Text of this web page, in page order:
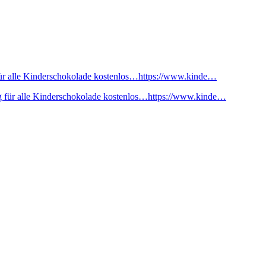
alle Kinderschokolade kostenlos…https://www.kinde…
für alle Kinderschokolade kostenlos…https://www.kinde…